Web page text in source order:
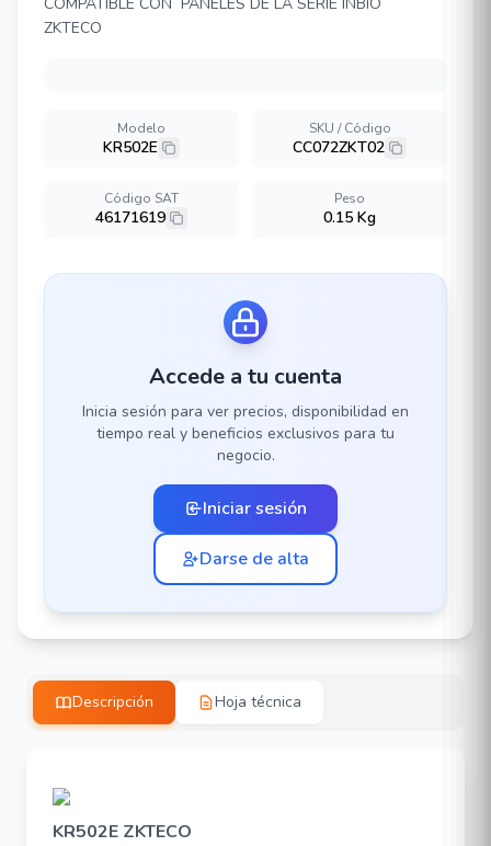
ZKTECO
Modelo
KR502E
SKU / Código
CC072ZKT02
Código SAT
46171619
Peso
0.15 Kg
Accede a tu cuenta
Inicia sesión para ver precios, disponibilidad en
tiempo real y beneficios exclusivos para tu
negocio.
Iniciar sesión
Darse de alta
Descripción Hoja técnica
KR502E ZKTECO